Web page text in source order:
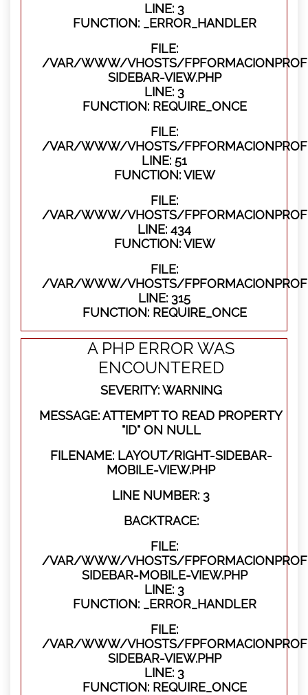
LINE: 3
FUNCTION: _ERROR_HANDLER
FILE:
/VAR/WWW/VHOSTS/
SIDEBAR-VIEW.PHP
LINE: 3
FUNCTION: REQUIRE_ONCE
FILE:
/VAR/WWW/VHOSTS/
LINE: 51
FUNCTION: VIEW
FILE:
/VAR/WWW/VHOSTS/
LINE: 434
FUNCTION: VIEW
FILE:
/VAR/WWW/VHOSTS/
LINE: 315
FUNCTION: REQUIRE_ONCE
A PHP ERROR WAS
ENCOUNTERED
SEVERITY: WARNING
MESSAGE: ATTEMPT TO READ PROPERTY
"ID" ON NULL
FILENAME: LAYOUT/RIGHT-SIDEBAR-
MOBILE-VIEW.PHP
LINE NUMBER: 3
BACKTRACE:
FILE:
/VAR/WWW/VHOSTS/
SIDEBAR-MOBILE-VIEW.PHP
LINE: 3
FUNCTION: _ERROR_HANDLER
FILE:
/VAR/WWW/VHOSTS/
SIDEBAR-VIEW.PHP
LINE: 3
FUNCTION: REQUIRE_ONCE